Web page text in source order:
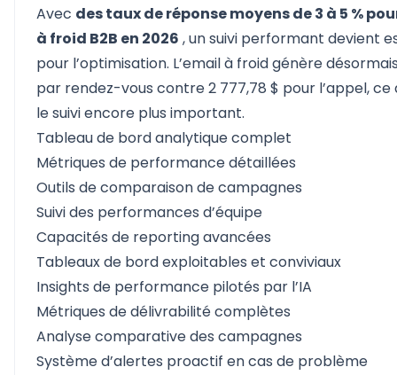
Avec des taux de réponse moyens de 3 à 5 %
à froid B2B en 2026 , un suivi performant devient
pour l’optimisation. L’email à froid génère
par rendez-vous contre 2 777,78 $ pour l’appel, ce
le suivi encore plus important.
Tableau de bord analytique complet
Métriques de performance détaillées
Outils de comparaison de campagnes
Suivi des performances d’équipe
Capacités de reporting avancées
Tableaux de bord exploitables et conviviaux
Insights de performance pilotés par l’IA
Métriques de délivrabilité complètes
Analyse comparative des campagnes
Système d’alertes proactif en cas de problème